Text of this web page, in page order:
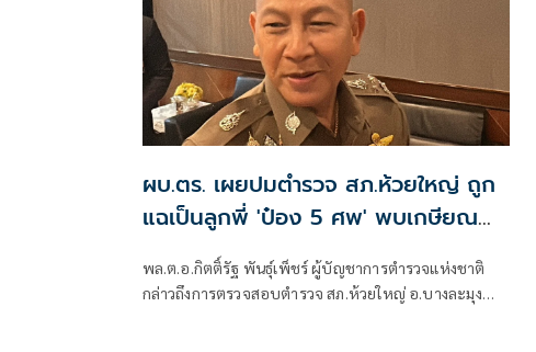
ผบ.ตร. เผยปมตำรวจ สภ.ห้วยใหญ่ ถูก
แฉเป็นลูกพี่ 'ป๋อง 5 ศพ' พบเกษียณ
อายุตั้งแต่ปี 57
พล.ต.อ.กิตติ์รัฐ พันธุ์เพ็ชร์ ผู้บัญชาการตำรวจแห่งชาติ
กล่าวถึงการตรวจสอบตำรวจ สภ.ห้วยใหญ่ อ.บางละมุง